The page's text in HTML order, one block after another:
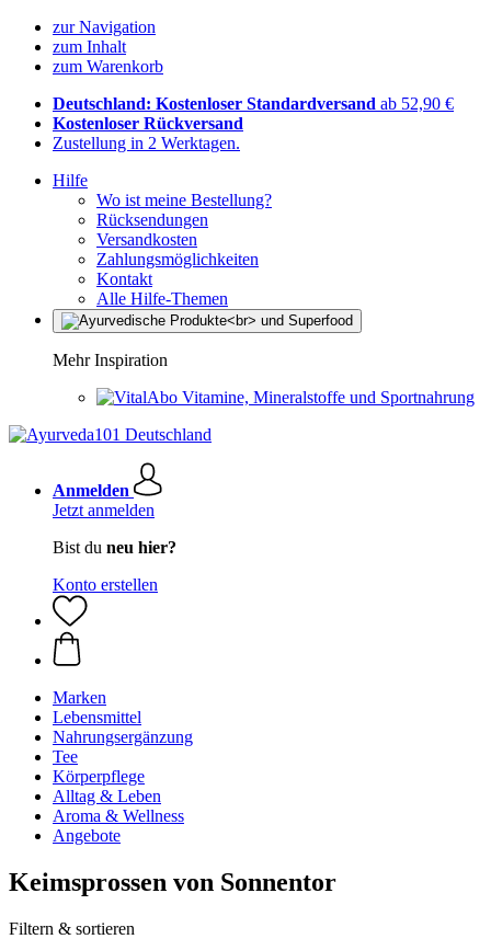
zur Navigation
zum Inhalt
zum Warenkorb
Deutschland: Kostenloser Standardversand ab 52,90 €
Kostenloser Rückversand
Zustellung in 2 Werktagen.
Hilfe
Wo ist meine Bestellung?
Rücksendungen
Versandkosten
Zahlungsmöglichkeiten
Kontakt
Alle Hilfe-Themen
Mehr Inspiration
Vitamine, Mineralstoffe und Sportnahrung
Anmelden
Jetzt anmelden
Bist du neu hier?
Konto erstellen
Marken
Lebensmittel
Nahrungsergänzung
Tee
Körperpflege
Alltag & Leben
Aroma & Wellness
Angebote
Keimsprossen von Sonnentor
Filtern & sortieren